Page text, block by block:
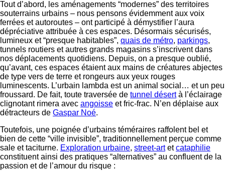
Tout d’abord, les aménagements “modernes” des territoires
souterrains urbains – nous pensons évidemment aux voix
ferrées et autoroutes – ont participé à démystifier l’aura
dépréciative attribuée à ces espaces. Désormais sécurisés,
lumineux et “presque habitables”, quais de métro, parkings,
tunnels routiers et autres grands magasins s’inscrivent dans
nos déplacements quotidiens. Depuis, on a presque oublié,
qu’avant, ces espaces étaient aux mains de créatures abjectes
de type vers de terre et rongeurs aux yeux rouges
luminescents. L’urbain lambda est un animal social… et un peu
froussard. De fait, toute traversée de tunnel désertà l’éclairage
clignotant rimera avec angoisse et fric-frac. N’en déplaise aux
détracteurs de Gaspar Noé.
Toutefois, une poignée d’urbains téméraires raffolent bel et
bien de cette “ville invisible”, traditionnellement perçue comme
sale et taciturne. Exploration urbaine, street-artetcataphilie
constituent ainsi des pratiques “alternatives” au confluent de la
passion et de l’amour du risque :